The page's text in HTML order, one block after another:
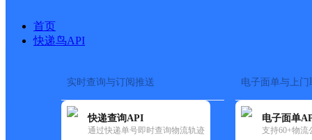
首页
快递鸟API
实时查询与订阅推送
快递查询API
通过快递单号即时查询物流轨迹
电子面单与上门
电子面单
支持60+物流
快递大全 > 快递网点